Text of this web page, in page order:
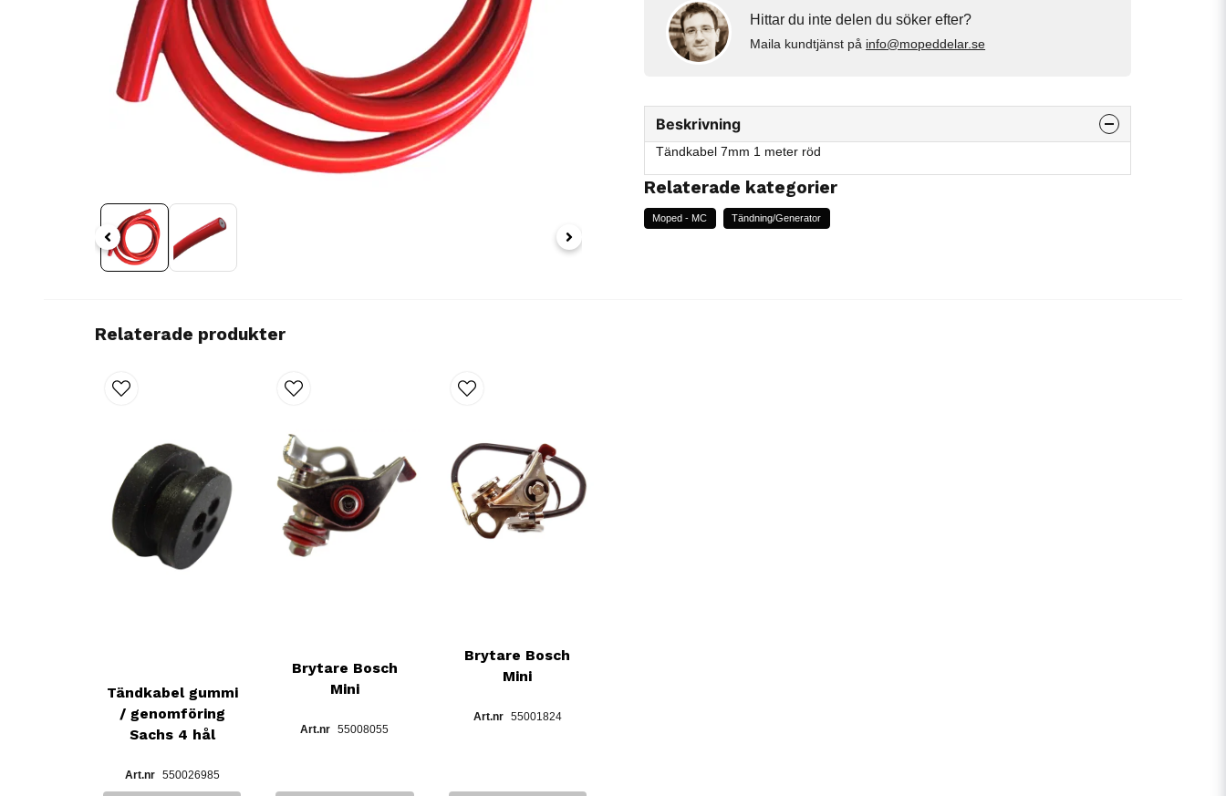
Hittar du inte delen du söker efter?
Maila kundtjänst på info@mopeddelar.se
Beskrivning
Tändkabel 7mm 1 meter röd
Relaterade kategorier
Moped - MC Tändning/Generator
Relaterade produkter
Tändkabel gummi
/ genomföring
Sachs 4 hål
550026985
Brytare Bosch
Mini
55008055
Brytare Bosch
Mini
55001824